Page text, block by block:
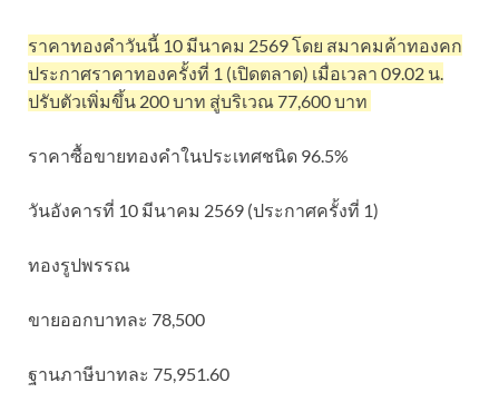
ราคาทองคำวันนี้ 10 มีนาคม 2569 โดย สมาคมค้าทองคก
ประกาศราคาทองครั้งที่ 1 (เปิดตลาด) เมื่อเวลา 09.02 น.
ปรับตัวเพิ่มขึ้น 200 บาท สู่บริเวณ 77,600 บาท
ราคาซื้อขายทองคําในประเทศชนิด 96.5%
วันอังคารที่ 10 มีนาคม 2569 (ประกาศครั้งที่ 1)
ทองรูปพรรณ
ขายออกบาทละ 78,500
ฐานภาษีบาทละ 75,951.60